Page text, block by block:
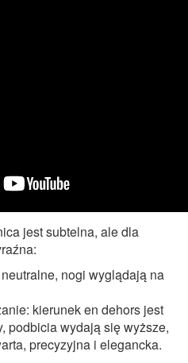
jest subtelna, ale dla
nogi wyglądają na
kierunek en dehors jest
podbicia wydają się wyższe,
precyzyjna i elegancka.